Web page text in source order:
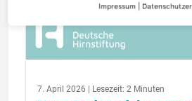
7. April 2026 | Lesezeit: 2 Minuten
Impressum